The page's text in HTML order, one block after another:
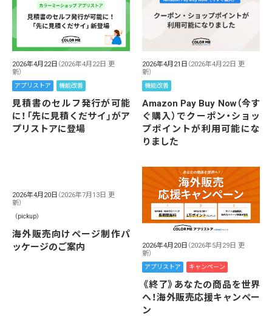
2026年4月22日 （2026年4月22日 更
新）
アプリストア 機能改善
見積書のセルフ発行が可能
に！「先に見積くだサイ」がア
プリストアに登場
2026年4月21日 （2026年4月22日 更
新）
機能改善
Amazon Pay Buy Now（今す
ぐ購入）でクーポン・ショッ
プポイントが利用可能にな
りました
2026年4月20日 （2026年7月13日 更
新）
（pickup）
海外販売向けページ制作パ
ッケージのご案内
2026年4月20日 （2026年5月29日 更
新）
アプリストア キャンペーン
《終了》あなたの商品を世界
へ！海外販売応援キャンペー
ン